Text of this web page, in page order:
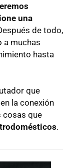
una
de todo,
a muchas
hasta
que
la conexión
cosas que
.